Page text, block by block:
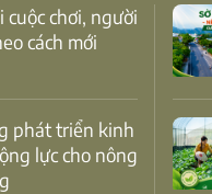
cách mới
lực cho nông